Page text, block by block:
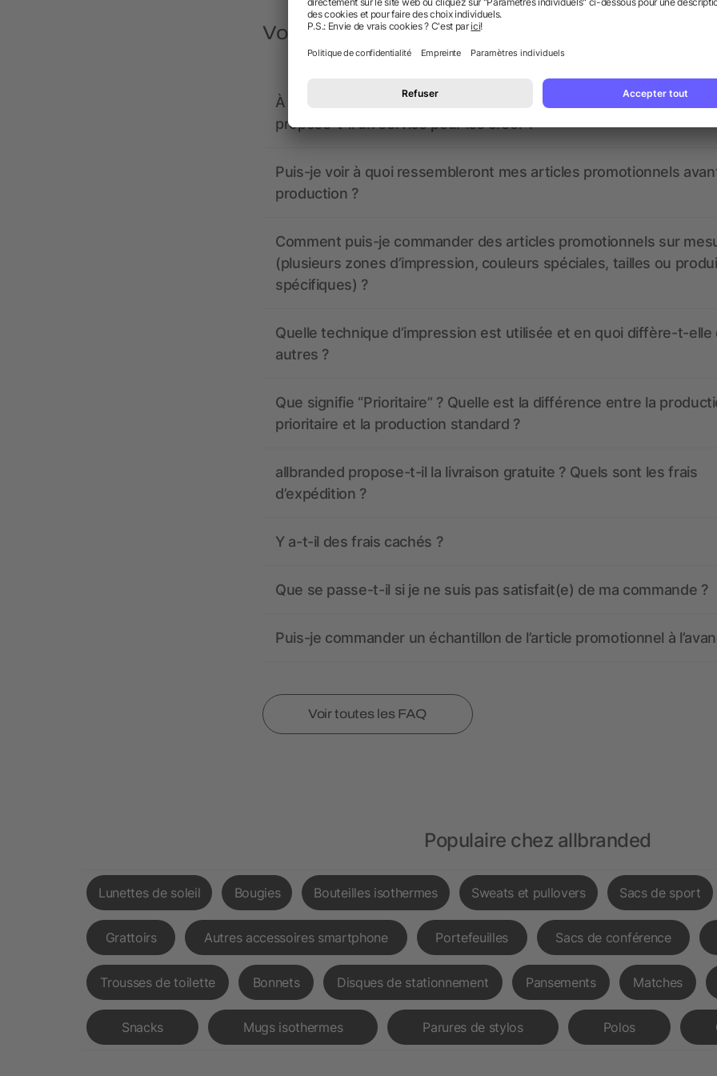
Vous avez des questions ? Nous avons les
À quoi doivent ressembler les données d’impression ? allbranded
propose-t-il un service pour les créer ?
Puis-je voir à quoi ressembleront mes articles promotionnels
production ?
Comment puis-je commander des articles promotionnels sur
(plusieurs zones d’impression, couleurs spéciales, tailles ou
spécifiques) ?
Quelle technique d’impression est utilisée et en quoi diffère-t-elle
autres ?
Que signifie “Prioritaire” ? Quelle est la différence entre la
prioritaire et la production standard ?
allbranded propose-t-il la livraison gratuite ? Quels sont les frais
d’expédition ?
Y a-t-il des frais cachés ?
Que se passe-t-il si je ne suis pas satisfait(e) de ma commande ?
Puis-je commander un échantillon de l’article promotionnel à
Voir toutes les FAQ
Populaire chez allbranded
Lunettes de soleil Bougies Bouteilles isothermes Sweats et pullovers Sacs de sport
Grattoirs Autres accessoires smartphone Portefeuilles Sacs de conférence
Trousses de toilette Bonnets Disques de stationnement Pansements Matches
Snacks Mugs isothermes Parures de stylos Polos